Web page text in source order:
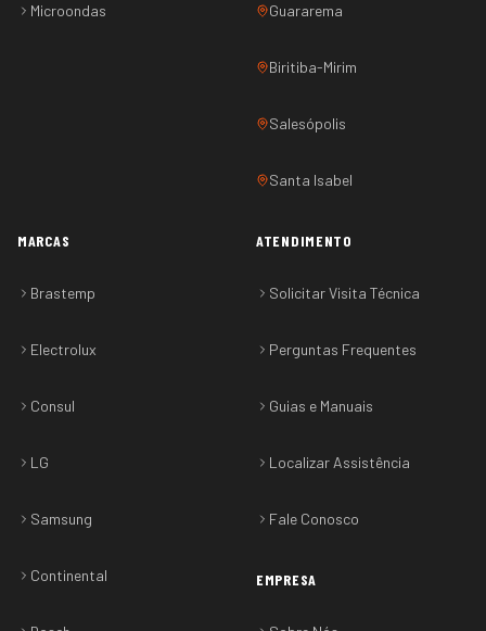
Microondas Guararema
Biritiba-Mirim
Salesópolis
Santa Isabel
MARCAS
Brastemp
Electrolux
Consul
LG
Samsung
Continental
ATENDIMENTO
Solicitar Visita Técnica
Perguntas Frequentes
Guias e Manuais
Localizar Assistência
Fale Conosco
EMPRESA